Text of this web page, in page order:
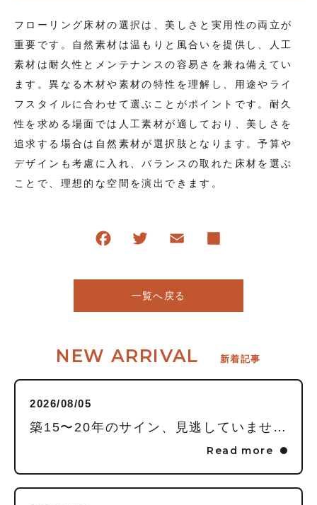
フローリング床材の選択は、美しさと実用性の両立が
重要です。自然素材は温もりと風合いを提供し、人工
素材は耐久性とメンテナンスの容易さを兼ね備えてい
ます。異なる木材や素材の特性を理解し、用途やライ
フスタイルに合わせて選ぶことがポイントです。耐久
性を求める場面では人工素材が適しており、美しさを
追求する場合は自然素材が選択肢となります。予算や
デザインも考慮に入れ、バランスの取れた床材を選ぶ
ことで、理想的な空間を演出できます。
一覧へ戻る
NEW ARRIVAL 新着記事
2026/08/05
築15〜20年のサイン、見逃していませんか？毎日頑張る私に贈る「水回りまるごとリフレッシュ」という選択
Read more